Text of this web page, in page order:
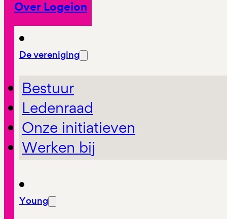
Over Logeion
De vereniging
Bestuur
Ledenraad
Onze initiatieven
Werken bij
Young